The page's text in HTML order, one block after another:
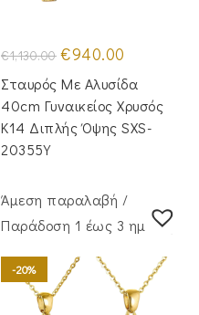
€1,130.00 Original
price
was:
€1,130.00.
€940.00
τιμή
είναι:
€940.00.
Σταυρός Με Αλυσίδα
40cm Γυναικείος Χρυσός
Κ14 Διπλής Όψης SXS-
20355Y
Άμεση παραλαβή /
Παράδoση 1 έως 3 ημέρες
-20%